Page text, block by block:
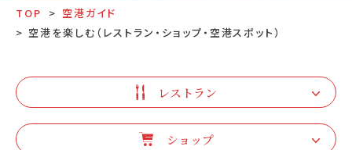
TOP
空港ガイド
空港を楽しむ（レストラン・ショップ・空港スポット）
レストラン
ショップ